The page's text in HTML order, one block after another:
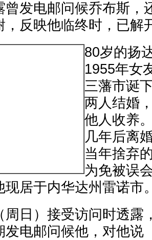
曾发电邮问候乔布斯，
，反映他临终时，已解
80岁的扬
1955年女
三藩市诞
两人结婚
他人收养
几年后离
当年捨弃
为免被误
现居于内华达州雷诺市
周日）接受访问时透露
发电邮问候他，对他说